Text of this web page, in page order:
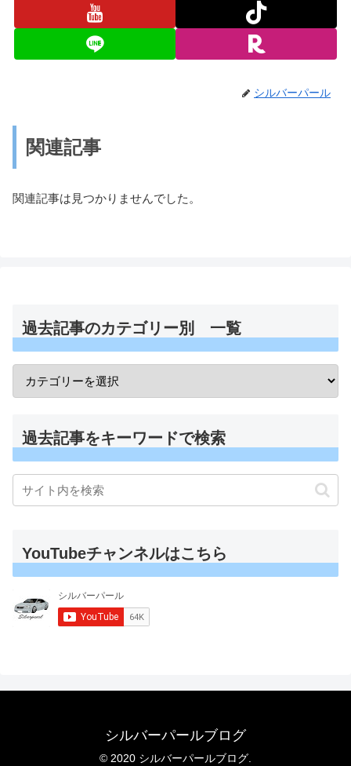
シルバーパール
関連記事
関連記事は見つかりませんでした。
過去記事のカテゴリー別 一覧
過去記事をキーワードで検索
YouTubeチャンネルはこちら
シルバーパールブログ
© 2020 シルバーパールブログ.